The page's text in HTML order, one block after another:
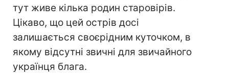
тут живе кілька родин старовірів.
Цікаво, що цей острів досі
залишається своєрідним куточком, в
якому відсутні звичні для звичайного
українця блага.